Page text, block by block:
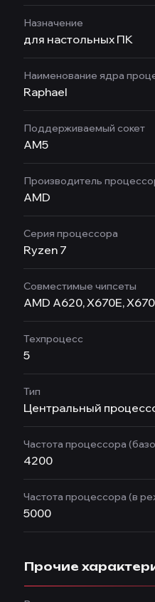
Назначение
для настольных ПК
Наименование ядра
Raphael
Поддерживаемый сокет
AM5
Производитель
AMD
Серия процессора
Ryzen 7
Совместимые чипсеты
AMD A620, X670E,
Техпроцесс
5
Тип
Центральный
Частота процессора
4200
Частота процессора (в
5000
Прочие